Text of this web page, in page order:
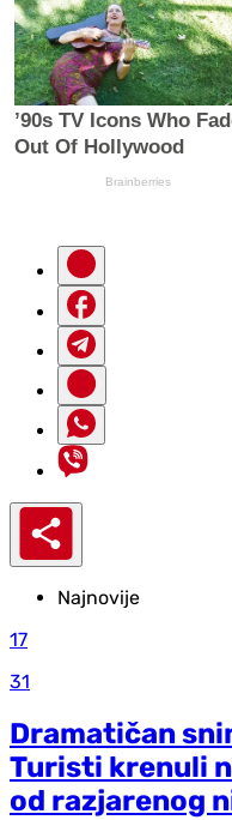
Najnovije
17
31
Dramatičan
Turisti krenuli
od razjarenog